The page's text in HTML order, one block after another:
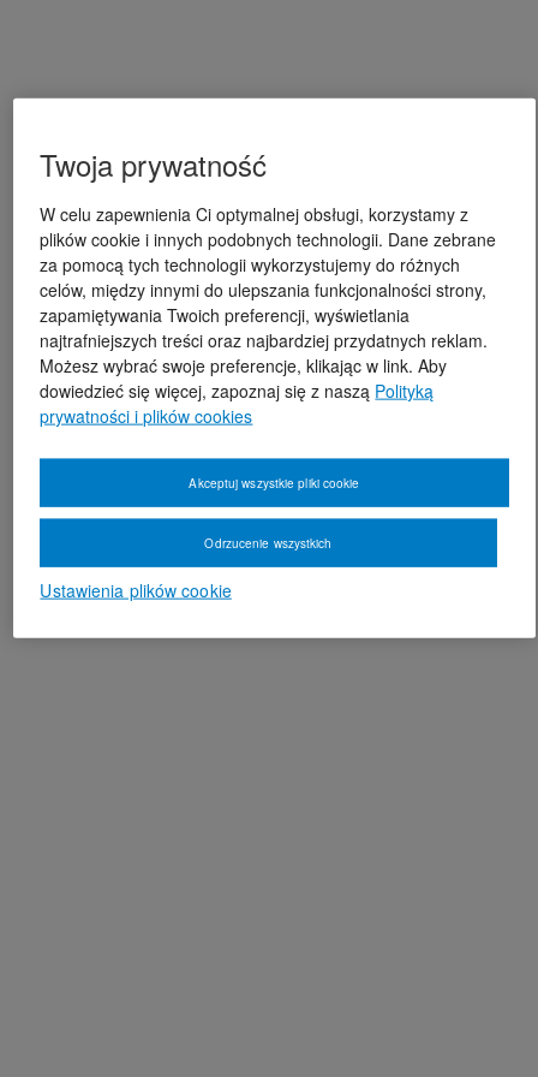
Twoja prywatność
W celu zapewnienia Ci optymalnej obsługi, korzystamy z
plików cookie i innych podobnych technologii. Dane zebrane
za pomocą tych technologii wykorzystujemy do różnych
celów, między innymi do ulepszania funkcjonalności strony,
zapamiętywania Twoich preferencji, wyświetlania
najtrafniejszych treści oraz najbardziej przydatnych reklam.
Możesz wybrać swoje preferencje, klikając w link. Aby
dowiedzieć się więcej, zapoznaj się z naszą Polityką
prywatności i plików cookies
Ustawienia plików cookie
Odrzucenie wszystkich
Akceptuj wszystkie pliki cookie